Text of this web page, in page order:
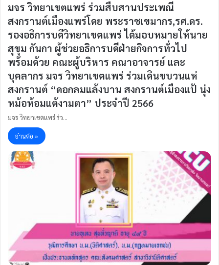
มจร วิทยาเขตแพร่ ร่วมสืบสานประเพณี
สงกรานต์เมืองแพร่โดย พระราชเขมากร,รศ.ดร.
รองอธิการบดีวิทยาเขตแพร่ ได้มอบหมายให้นาย
สุขุม กันกา ผู้ช่วยอธิการบดีฝ่ายกิจการทั่วไป
พร้อมด้วย คณะผู้บริหาร คณาอาจารย์ และ
บุคลากร มจร วิทยาเขตแพร่ ร่วมเดินขบวนแห่
สงกรานต์ “ดอกลมแล้งบาน สงกรานต์เมืองแป้ นุ่ง
หม้อห้อมแต้งามตา” ประจำปี 2566
มจร วิทยาเขตแพร่ ร่ว…
อ่านต่อ »